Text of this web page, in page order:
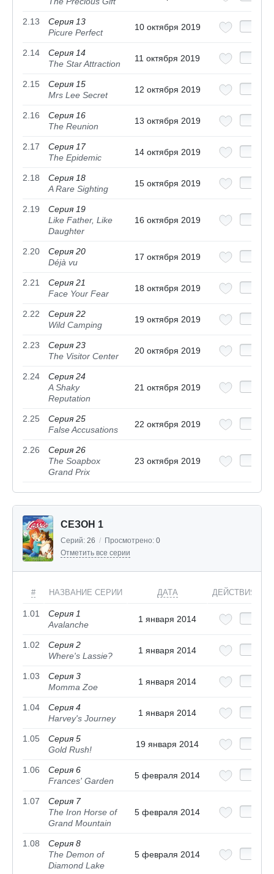
2.13
Серия 13
Picure Perfect
10 октября 2019
2.14
Серия 14
The Star Attraction
11 октября 2019
2.15
Серия 15
Mrs Lee Secret
12 октября 2019
2.16
Серия 16
The Reunion
13 октября 2019
2.17
Серия 17
The Epidemic
14 октября 2019
2.18
Серия 18
A Rare Sighting
15 октября 2019
2.19
Серия 19
Like Father, Like
Daughter
16 октября 2019
2.20
Серия 20
Déjà vu
17 октября 2019
2.21
Серия 21
Face Your Fear
18 октября 2019
2.22
Серия 22
Wild Camping
19 октября 2019
2.23
Серия 23
The Visitor Center
20 октября 2019
2.24
Серия 24
A Shaky
Reputation
21 октября 2019
2.25
Серия 25
False Accusations
22 октября 2019
2.26
Серия 26
The Soapbox
Grand Prix
23 октября 2019
СЕЗОН 1
Серий: 26 / Просмотрено: 0
Отметить все серии
# НАЗВАНИЕ СЕРИИ ДАТА ДЕЙСТВИЯ
1.01
Серия 1
Avalanche
1 января 2014
1.02
Серия 2
Where's Lassie?
1 января 2014
1.03
Серия 3
Momma Zoe
1 января 2014
1.04
Серия 4
Harvey's Journey
1 января 2014
1.05
Серия 5
Gold Rush!
19 января 2014
1.06
Серия 6
Frances' Garden
5 февраля 2014
1.07
Серия 7
The Iron Horse of
Grand Mountain
5 февраля 2014
1.08
Серия 8
The Demon of
Diamond Lake
5 февраля 2014